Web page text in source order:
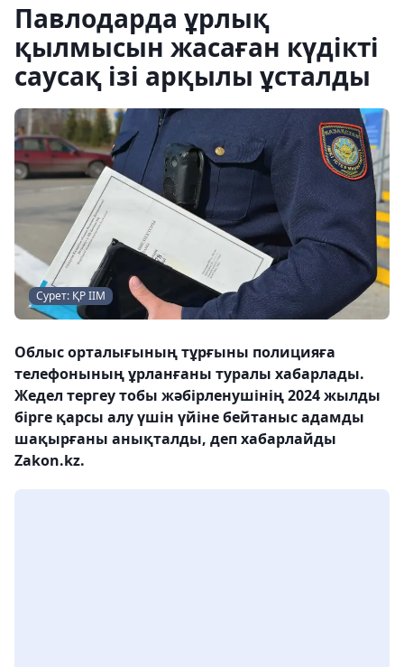
Павлодарда ұрлық
қылмысын жасаған күдікті
саусақ ізі арқылы ұсталды
Сурет: ҚР ІІМ
Облыс орталығының тұрғыны полицияға
телефонының ұрланғаны туралы хабарлады.
Жедел тергеу тобы жәбірленушінің 2024 жылды
бірге қарсы алу үшін үйіне бейтаныс адамды
шақырғаны анықталды, деп хабарлайды
Zakon.kz.